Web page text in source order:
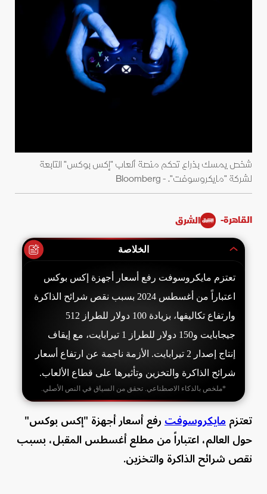
شخص يمسك بذراع تحكم منصة ألعاب "إكس بوكس" التابعة
لشركة "مايكروسوفت". - Bloomberg
القاهرة- الشرق
الخلاصة
تعتزم مايكروسوفت رفع أسعار أجهزة إكس بوكس
اعتباراً من أغسطس 2024 بسبب نقص شرائح الذاكرة
وارتفاع تكاليفها، بزيادة 100 دولار للطراز 512
جيجابايت و150 دولار للطراز 1 تيرابايت، مع إيقاف
إنتاج إصدار 2 تيرابايت. الأزمة ناجمة عن ارتفاع أسعار
شرائح الذاكرة والتخزين وتأثيرها على قطاع الألعاب.
*ملخص بالذكاء الاصطناعي. تحقق من السياق في النص الأصلي.
تعتزممايكروسوفترفع أسعار أجهزة "إكس بوكس"
حول العالم، اعتباراً من مطلع أغسطس المقبل، بسبب
نقص شرائح الذاكرة والتخزين.